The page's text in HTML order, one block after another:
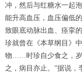
冲，然后与红糖水一起
能升高血压，血压偏低
致眼底动脉出血、痉挛
珍就曾在《本草纲目》
物……时珍自少食之，岁
之，病目亦止。”据说